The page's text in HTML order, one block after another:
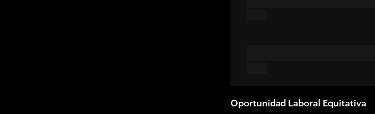
Oportunidad Laboral Equitativa